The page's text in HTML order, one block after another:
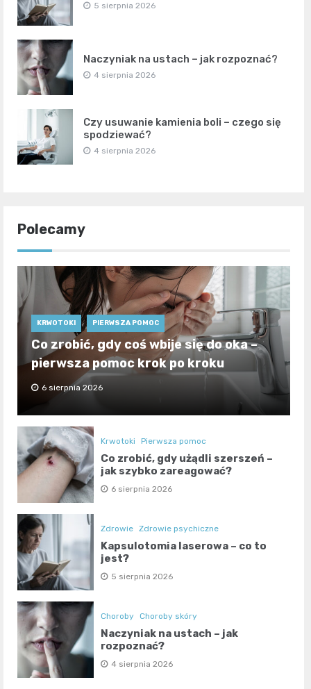
5 sierpnia 2026
Naczyniak na ustach – jak rozpoznać?
4 sierpnia 2026
Czy usuwanie kamienia boli – czego się
spodziewać?
4 sierpnia 2026
Polecamy
KRWOTOKI PIERWSZA POMOC
Co zrobić, gdy coś wbije się do oka –
pierwsza pomoc krok po kroku
6 sierpnia 2026
Krwotoki Pierwsza pomoc
Co zrobić, gdy użądli szerszeń –
jak szybko zareagować?
6 sierpnia 2026
Zdrowie Zdrowie psychiczne
Kapsulotomia laserowa – co to
jest?
5 sierpnia 2026
Choroby Choroby skóry
Naczyniak na ustach – jak
rozpoznać?
4 sierpnia 2026